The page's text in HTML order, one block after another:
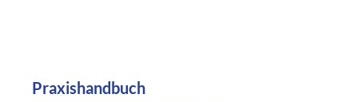
Praxishandbuch